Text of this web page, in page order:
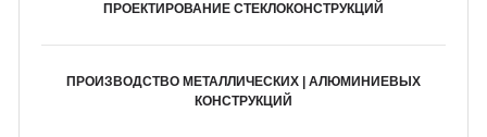
ПРОЕКТИРОВАНИЕ СТЕКЛОКОНСТРУКЦИЙ
ПРОИЗВОДСТВО МЕТАЛЛИЧЕСКИХ | АЛЮМИНИЕВЫХ
КОНСТРУКЦИЙ